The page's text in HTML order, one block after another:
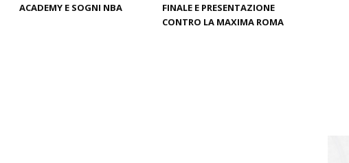
ACADEMY E SOGNI NBA
FINALE E PRESENTAZIONE
CONTRO LA MAXIMA ROMA